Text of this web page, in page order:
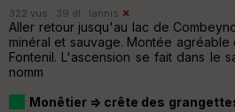
322 vus · 39 dl · Iannis
Aller retour jusqu'au lac de
minéral et sauvage. Montée
Fontenil. L'ascension se fait dans le
nomm
Monêtier => crête des